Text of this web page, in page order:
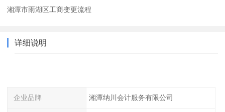
湘潭市雨湖区工商变更流程
详细说明
企业品牌 湘潭纳川会计服务有限公司